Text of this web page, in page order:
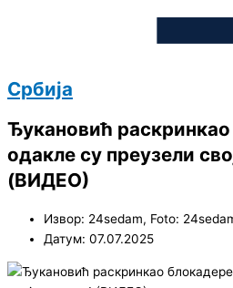
Србија
Ђукановић
одакле су преузели
(ВИДЕО)
Извор: 24sedam, Foto:
Датум: 07.07.2025